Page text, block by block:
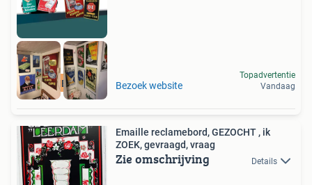
RECLAMEBORDEN Bezoek website
Topadvertentie
Vandaag
Emaille reclamebord, GEZOCHT , ik
ZOEK, gevraagd, vraag
Zie omschrijving Details